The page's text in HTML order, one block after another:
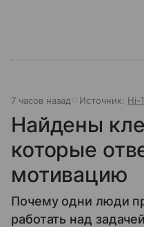
7 часов назад Источник: Hi-
Найдены
которые
мотивацию
Почему одни люди
работать над